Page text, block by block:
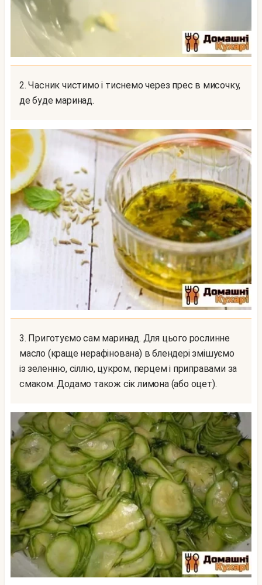
2. Часник чистимо і тиснемо через прес в мисочку,
де буде маринад.
3. Приготуємо сам маринад. Для цього рослинне
масло (краще нерафінована) в блендері змішуємо
із зеленню, сіллю, цукром, перцем і приправами за
смаком. Додамо також сік лимона (або оцет).